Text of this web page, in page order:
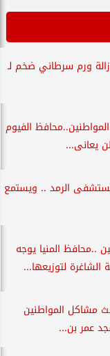
ورم سرطاني ضخم لـ
الفيوم
يعانى...
الرمد .. ويستمع
..محافظ المنيا يوجه
لتوزيعها...
مشاكل المواطنين
عمر بن...